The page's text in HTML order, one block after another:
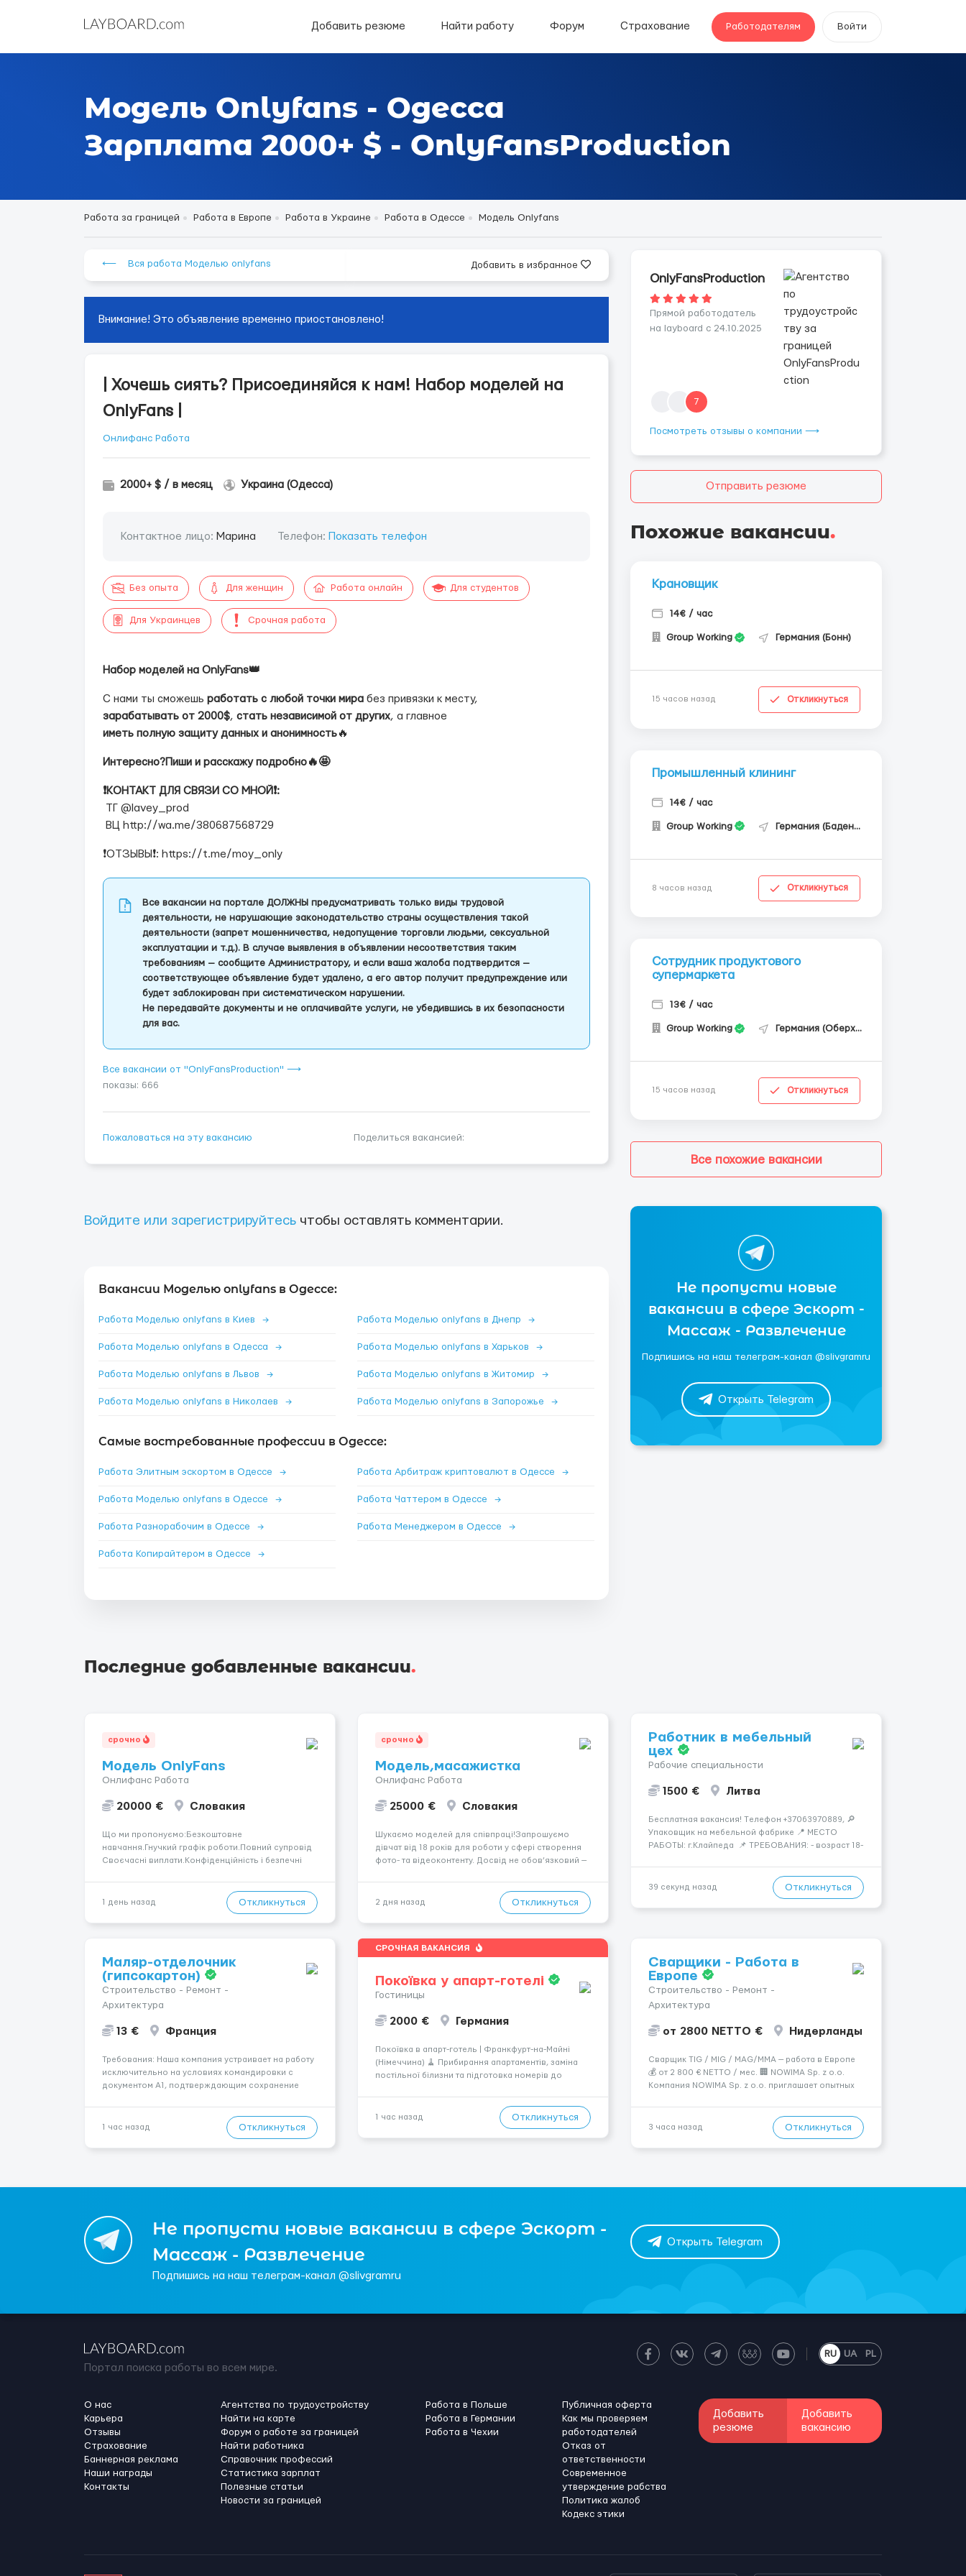
Добавить резюме Найти работу Форум Страхование Работодателям Войти
Модель Onlyfans - Одесса
Зарплата 2000+ $ - OnlyFansProduction
Работа за границей Работа в Европе Работа в Украине Работа в Одессе Модель Onlyfans
⟵ Вся работа Моделью onlyfans Добавить в избранное
Внимание! Это объявление временно приостановлено!
| Хочешь сиять? Присоединяйся к нам! Набор моделей на
OnlyFans |
Онлифанс Работа
2000+ $ / в месяц Украина (Одесса)
Контактное лицо: Марина Телефон: Показать телефон
Без опыта Для женщин Работа онлайн Для студентов
Для Украинцев Срочная работа
Набор моделей на OnlyFans👑
С нами ты сможешь работать с любой точки мира без привязки к месту,
зарабатывать от 2000$, стать независимой от других, а главное
иметь полную защиту данных и анонимность 🔥
Интересно?Пиши и расскажу подробно🔥🤩
❗️КОНТАКТ ДЛЯ СВЯЗИ СО МНОЙ❗️:
ТГ @lavey_prod
ВЦ http://wa.me/380687568729
❗️ОТЗЫВЫ❗️: https://t.me/moy_only
Все вакансии на портале ДОЛЖНЫ предусматривать только виды трудовой
деятельности, не нарушающие законодательство страны осуществления такой
деятельности (запрет мошенничества, недопущение торговли людьми, сексуальной
эксплуатации и т.д.). В случае выявления в объявлении несоответствия таким
требованиям — сообщите Администратору, и если ваша жалоба подтвердится —
соответствующее объявление будет удалено, а его автор получит предупреждение или
будет заблокирован при систематическом нарушении.
Не передавайте документы и не оплачивайте услуги, не убедившись в их безопасности
для вас.
Все вакансии от "OnlyFansProduction" ⟶
показы: 666
Пожаловаться на эту вакансию Поделиться вакансией:
Войдите или зарегистрируйтесь чтобы оставлять комментарии.
Вакансии Моделью onlyfans в Одессе:
Работа Моделью onlyfans в Киев → Работа Моделью onlyfans в Днепр →
Работа Моделью onlyfans в Одесса → Работа Моделью onlyfans в Харьков →
Работа Моделью onlyfans в Львов → Работа Моделью onlyfans в Житомир →
Работа Моделью onlyfans в Николаев → Работа Моделью onlyfans в Запорожье →
Самые востребованные профессии в Одессе:
Работа Элитным эскортом в Одессе → Работа Арбитраж криптовалют в Одессе →
Работа Моделью onlyfans в Одессе → Работа Чаттером в Одессе →
Работа Разнорабочим в Одессе → Работа Менеджером в Одессе →
Работа Копирайтером в Одессе →
OnlyFansProduction
Прямой работодатель
на layboard с 24.10.2025
7
Посмотреть отзывы о компании ⟶
Отправить резюме
Похожие вакансии.
Крановщик
14€ / час
Group Working Германия (Бонн)
15 часов назад Откликнуться
Промышленный клининг
14€ / час
Group Working Германия (Баден-Вюртемберг)
8 часов назад Откликнуться
Сотрудник продуктового
супермаркета
13€ / час
Group Working Германия (Оберхаузен)
15 часов назад Откликнуться
Все похожие вакансии
Не пропусти новые
вакансии в сфере Эскорт -
Массаж - Развлечение
Подпишись на наш телеграм-канал @slivgramru
Открыть Telegram
Последние добавленные вакансии.
срочно
Модель OnlyFans
Онлифанс Работа
20000 € Словакия
Що ми пропонуємо:Безкоштовне
навчання.Гнучкий графік роботи.Повний супровід
Своєчасні виплати.Конфіденційність і безпечні
розвиватися.Досвід не обов’язковий.Якщо вас
зацікавила вакансія — залишайте відгук, і ми
зв’яжемося ...
1 день назад Откликнуться
срочно
Модель,масажистка
Онлифанс Работа
25000 € Словакия
Шукаємо моделей для співпраці!Запрошуємо
дівчат від 18 років для роботи у сфері створення
фото- та відеоконтенту. Досвід не обов’язковий —
конфіденційність і професійну підтримку.
Працюємо офіційно, поважаємо особ...
2 дня назад Откликнуться
Работник в мебельный
цех
Рабочие специальности
1500 € Литва
Бесплатная вакансия! Tелефон +37063970889, 🔎
Упаковщик на мебельной фабрике 📍 МЕСТО
РАБОТЫ: г.Клайпеда 📌 ТРЕБОВАНИЯ: - возраст 18-
нетто 📃 ОБЯЗАННОСТИ: - с...
39 секунд назад Откликнуться
Маляр-отделочник
(гипсокартон)
Строительство - Ремонт -
Архитектура
13 € Франция
Требования: Наша компания устраивает на работу
исключительно на условиях командировки с
документом A1, подтверждающим сохранение
могут получить граждане стран с упрощенным
доступом к рынку труда ЕС (Укра...
1 час назад Откликнуться
СРОЧНАЯ ВАКАНСИЯ
Покоївка у апарт-готелі
Гостиницы
2000 € Германия
Покоївка в апарт-готель | Франкфурт-на-Майні
(Німеччина) 🧹 Прибирання апартаментів, заміна
постільної білизни та підготовка номерів до
2000 € на місяць (після вирахув...
1 час назад Откликнуться
Сварщики - Работа в
Европе
Строительство - Ремонт -
Архитектура
от 2800 NETTO € Нидерланды
Сварщик TIG / MIG / MAG/MMA — работа в Европе
💰 от 2 800 € NETTO / мес. 🏢 NOWIMA Sp. z o.o.
Компания NOWIMA Sp. z o.o. приглашает опытных
Нидерланды, Италия, Швеция, Франция. Мы
3 часа назад Откликнуться
Не пропусти новые вакансии в сфере Эскорт -
Массаж - Развлечение
Подпишись на наш телеграм-канал @slivgramru
Открыть Telegram
Портал поиска работы во всем мире.
RU UA PL
О нас
Карьера
Отзывы
Страхование
Баннерная реклама
Наши награды
Контакты
Агентства по трудоустройству
Найти на карте
Форум о работе за границей
Найти работника
Справочник профессий
Статистика зарплат
Полезные статьи
Новости за границей
Работа в Польше
Работа в Германии
Работа в Чехии
Публичная оферта
Как мы проверяем
работодателей
Отказ от
ответственности
Современное
утверждение рабства
Политика жалоб
Кодекс этики
Добавить
резюме
Добавить
вакансию